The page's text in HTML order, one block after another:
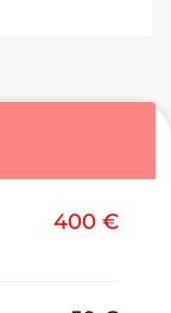
400 €